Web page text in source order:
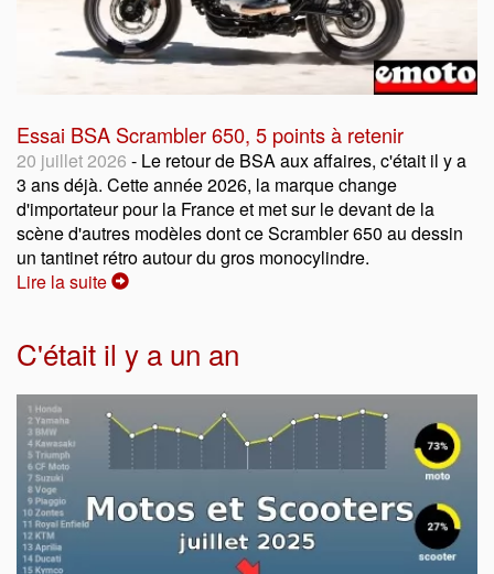
Essai BSA Scrambler 650, 5 points à retenir
20 juillet 2026 - Le retour de BSA aux affaires, c'était il y a
3 ans déjà. Cette année 2026, la marque change
d'importateur pour la France et met sur le devant de la
scène d'autres modèles dont ce Scrambler 650 au dessin
un tantinet rétro autour du gros monocylindre.
Lire la suite
C'était il y a un an